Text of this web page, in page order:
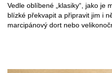
Vedle oblíbené „klasiky“, jako je
blízké překvapit a připravit jim i
marcipánový dort nebo